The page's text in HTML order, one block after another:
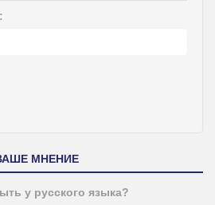
МНЕНИЕ
у русского языка?